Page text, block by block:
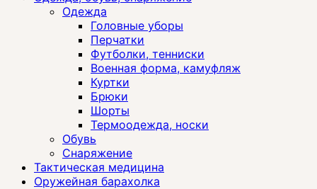
Одежда
Головные уборы
Перчатки
Футболки, тенниски
Военная форма, камуфляж
Куртки
Брюки
Шорты
Термоодежда, носки
Обувь
Снаряжение
Тактическая медицина
Оружейная барахолка